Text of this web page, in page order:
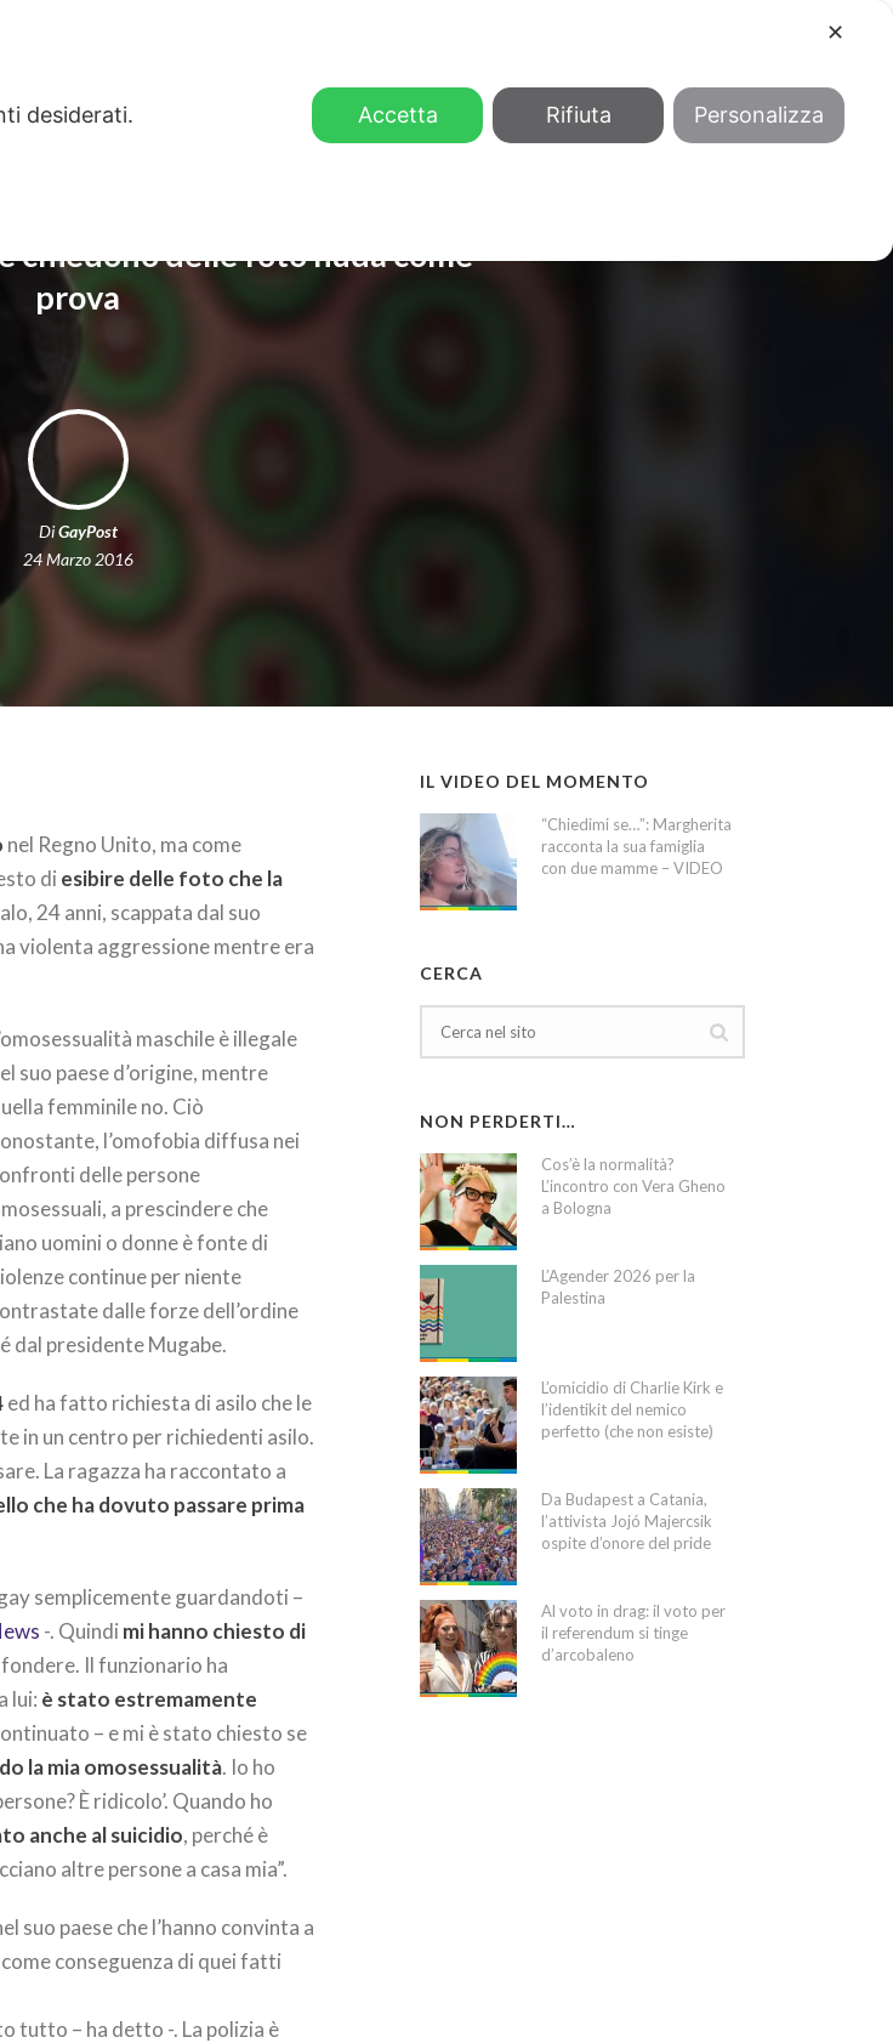
chiedono delle foto nuda come
prova
DiGayPost
24 Marzo 2016
nel Regno Unito, ma come
di esibire delle foto che la
24 anni, scappata dal suo
violenta aggressione mentre era
maschile è illegale
suo paese d’origine, mentre
femminile no. Ciò
l’omofobia diffusa nei
delle persone
a prescindere che
uomini o donne è fonte di
continue per niente
dalle forze dell’ordine
dal presidente Mugabe.
ed ha fatto richiesta di asilo che le
in un centro per richiedenti asilo.
La ragazza ha raccontato a
che ha dovuto passare prima
semplicemente guardandoti –
-. Quindi mi hanno chiesto di
Il funzionario ha
lui: è stato estremamente
– e mi è stato chiesto se
la mia omosessualità. Io ho
È ridicolo’. Quando ho
anche al suicidio, perché è
altre persone a casa mia”.
suo paese che l’hanno convinta a
conseguenza di quei fatti
tutto – ha detto -. La polizia è
IL VIDEO DEL MOMENTO
“Chiedimi se…”: Margherita
racconta la sua famiglia
con due mamme – VIDEO
CERCA
NON PERDERTI…
Cos’è la normalità?
L’incontro con Vera Gheno
a Bologna
L’Agender 2026 per la
Palestina
L’omicidio di Charlie Kirk e
l’identikit del nemico
perfetto (che non esiste)
Da Budapest a Catania,
l’attivista Jojó Majercsik
ospite d’onore del pride
Al voto in drag: il voto per
il referendum si tinge
d’arcobaleno
✕
desiderati.
Accetta Rifiuta Personalizza